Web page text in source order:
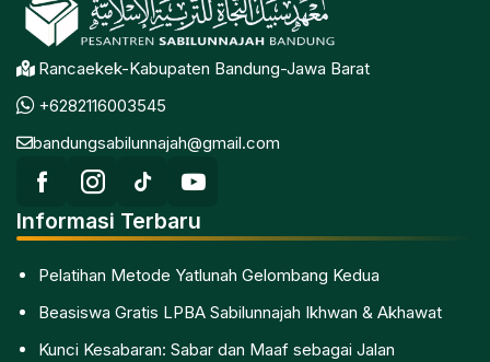
Rancaekek-Kabupaten Bandung-Jawa Barat
+6282116003545
bandungsabilunnajah@gmail.com
Informasi Terbaru
Pelatihan Metode Yatlunah Gelombang Kedua
Beasiswa Gratis LPBA Sabilunnajah Ikhwan & Akhawat
Kunci Kesabaran: Sabar dan Maaf sebagai Jalan